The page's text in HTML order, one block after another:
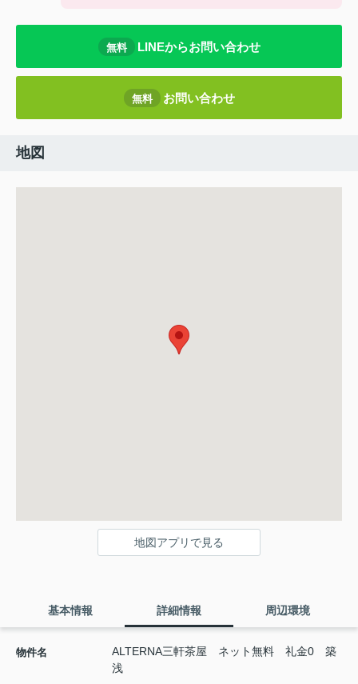
無料 LINEからお問い合わせ
無料 お問い合わせ
地図
地図アプリで見る
基本情報 詳細情報 周辺環境
物件名
ALTERNA三軒茶屋 ネット無料 礼金0 築
浅